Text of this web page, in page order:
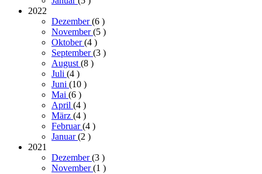
2022
Dezember(6 )
November(5 )
Oktober(4 )
September(3 )
August (8 )
Juli (4 )
Juni (10 )
Mai (6 )
April (4 )
März (4 )
Februar(4 )
Januar(2 )
2021
Dezember(3 )
November(1 )